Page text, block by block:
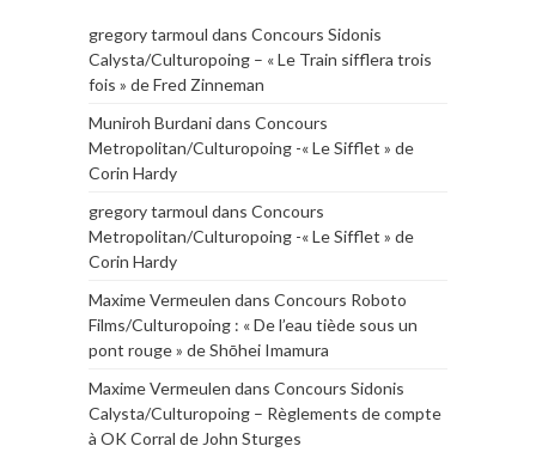
gregory tarmoul dans Concours Sidonis
Calysta/Culturopoing – « Le Train sifflera trois
fois » de Fred Zinneman
Muniroh Burdanidans Concours
Metropolitan/Culturopoing -« Le Sifflet » de
Corin Hardy
gregory tarmoul dans Concours
Metropolitan/Culturopoing -« Le Sifflet » de
Corin Hardy
Maxime Vermeulen dans Concours Roboto
Films/Culturopoing : « De l’eau tiède sous un
pont rouge » de Shōhei Imamura
Maxime Vermeulen dans Concours Sidonis
Calysta/Culturopoing – Règlements de compte
à OK Corral de John Sturges